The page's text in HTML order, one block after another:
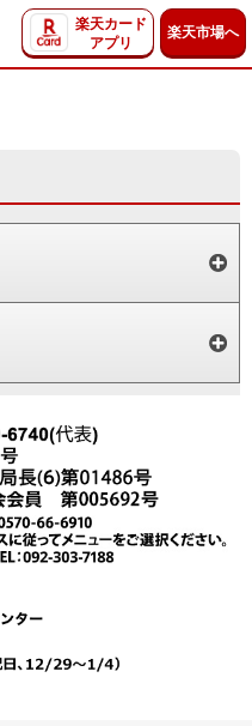
楽天カード
アプリ
楽天市場へ